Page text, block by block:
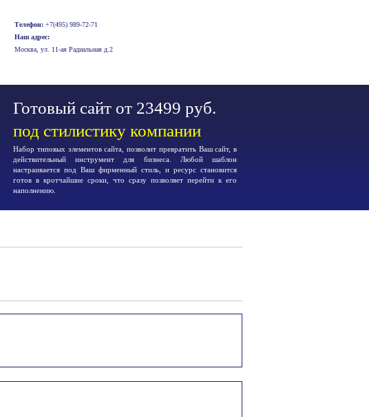
Телефон: +7(495) 989-72-71
Наш адрес:
Москва, ул. 11-ая Радиальная д.2
Готовый сайт от 23499 руб.
под стилистику компании
Набор типовых элементов сайта, позволит превратить Ваш сайт, в
действительный инструмент для бизнеса. Любой шаблон
настраивается под Ваш фирменный стиль, и ресурс становится
готов в кротчайшие сроки, что сразу позволяет перейти к его
наполнению.